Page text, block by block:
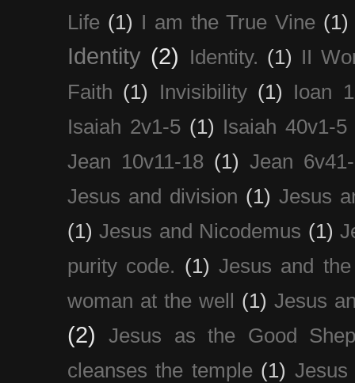
Life (1) I am the True Vine (1)
Identity (2) Identity. (1) II
Faith (1) Invisibility (1)
Ioan
Isaiah 2v1-5 (1) Isaiah 40v1-5
Jean 10v11-18 (1) Jean
Jesus and division (1) Jesus
(1) Jesus and Nicodemus (1)
purity code. (1) Jesus and
woman at the well
(1) Jesus
(2)
Jesus as the Good
cleanses the temple (1)